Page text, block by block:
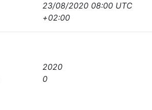
23/08/2020 08:00 UTC
+02:00
2020
0